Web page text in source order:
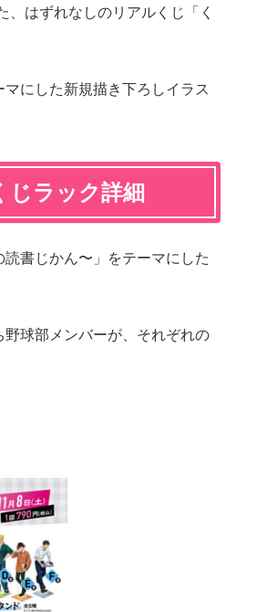
、はずれなしのリアルくじ「く
にした新規描き下ろしイラス
じラック詳細
書じかん〜」をテーマにした
球部メンバーが、それぞれの